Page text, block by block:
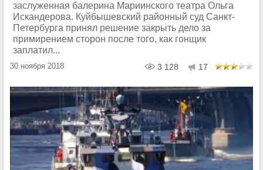
заслуженная балерина Мариинского театра Ольга
Искандерова. Куйбышевский районный суд Санкт-
Петербурга принял решение закрыть дело за
примирением сторон после того, как гонщик
заплатил...
30 ноября 2018 3 128 17